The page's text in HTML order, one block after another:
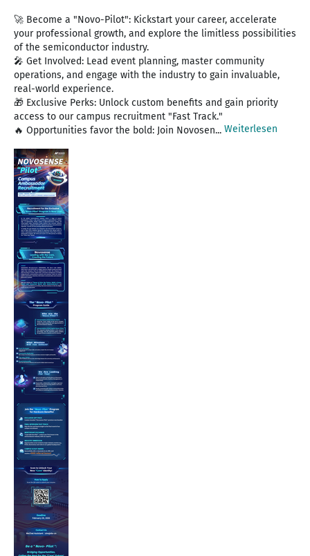
🚀 Become a "Novo-Pilot": Kickstart your career, accelerate
your professional growth, and explore the limitless possibilities
of the semiconductor industry.
🎤 Get Involved: Lead event planning, master community
operations, and engage with the industry to gain invaluable,
real-world experience.
🎁 Exclusive Perks: Unlock custom benefits and gain priority
access to our campus recruitment "Fast Track."
🔥 Opportunities favor the bold: Join Novosen... Weiterlesen